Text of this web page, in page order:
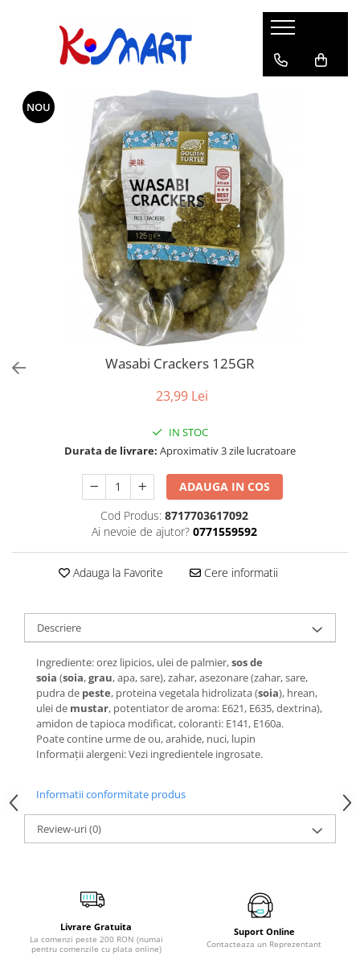
Ramyunㅣ라면
Cupă
Snacksㅣ과자
Crackers
Gustări Tradiționale
Sosuriㅣ소스
Sos pentru Marinat
Gata Preparatㅣ가공식품
Alge
Ingredienteㅣ재료
Condimente
Bază de Supă
K-POPㅣ케이팝
ATEEZ
Băuturiㅣ음료
Suc
Perle de Tapioca
Deserturiㅣ디저트
Prăjituri
Cotton Candy
Guma de mestecat
NOU
Wasabi Crackers 125GR
23,99 Lei
IN STOC
Durata de livrare: Aproximativ 3 zile lucratoare
ADAUGA IN COS
Cod Produs: 8717703617092
Ai nevoie de ajutor? 0771559592
Adauga la Favorite Cere informatii
Descriere
Ingrediente: orez lipicios, ulei de palmier,sos de
soia (soia,grau, apa, sare), zahar, asezonare (zahar, sare,
pudra de peste, proteina vegetala hidrolizata (soia), hrean,
ulei de mustar, potentiator de aroma: E621, E635, dextrina),
amidon de tapioca modificat, coloranti: E141, E160a.
Poate contine urme de ou, arahide, nuci, lupin
Informații alergeni: Vezi ingredientele ingrosate.
Informatii conformitate produs
Review-uri(0)
Livrare Gratuita
La comenzi peste 200 RON (numai
pentru comenzile cu plata online)
Suport Online
Contacteaza un Reprezentant